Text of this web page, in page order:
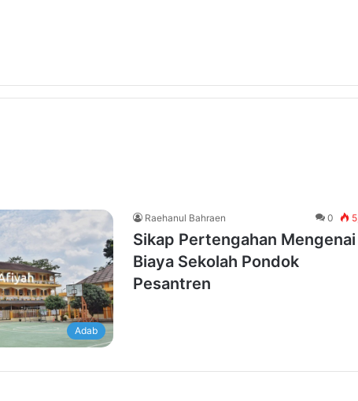
Adab
Raehanul Bahraen 0
Sikap Pertengahan Mengenai
Biaya Sekolah Pondok
Pesantren